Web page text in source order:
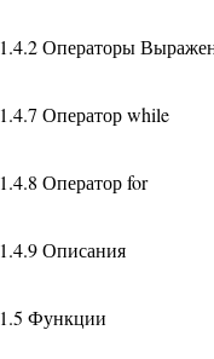
1.4.2 Операторы
1.4.7 Оператор while
1.4.8 Оператор for
1.4.9 Описания
1.5 Функции